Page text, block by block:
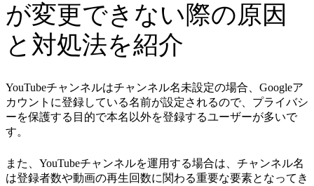
が変更できない際の原因
と対処法を紹介
YouTubeチャンネルはチャンネル名未設定の場合、Googleア
カウントに登録している名前が設定されるので、プライバシ
ーを保護する目的で本名以外を登録するユーザーが多いで
す。
また、YouTubeチャンネルを運用する場合は、チャンネル名
は登録者数や動画の再生回数に関わる重要な要素となってき